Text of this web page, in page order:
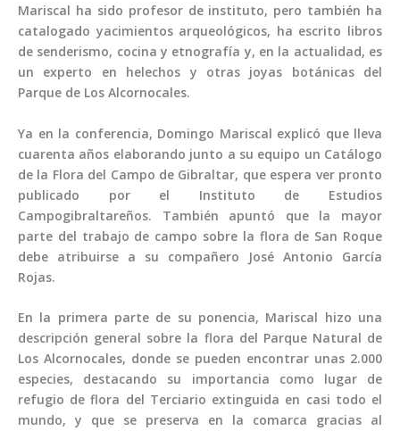
Mariscal ha sido profesor de instituto, pero también ha
catalogado yacimientos arqueológicos, ha escrito libros
de senderismo, cocina y etnografía y, en la actualidad, es
un experto en helechos y otras joyas botánicas del
Parque de Los Alcornocales.
Ya en la conferencia, Domingo Mariscal explicó que lleva
cuarenta años elaborando junto a su equipo un Catálogo
de la Flora del Campo de Gibraltar, que espera ver pronto
publicado por el Instituto de Estudios
Campogibraltareños. También apuntó que la mayor
parte del trabajo de campo sobre la flora de San Roque
debe atribuirse a su compañero José Antonio García
Rojas.
En la primera parte de su ponencia, Mariscal hizo una
descripción general sobre la flora del Parque Natural de
Los Alcornocales, donde se pueden encontrar unas 2.000
especies, destacando su importancia como lugar de
refugio de flora del Terciario extinguida en casi todo el
mundo, y que se preserva en la comarca gracias al